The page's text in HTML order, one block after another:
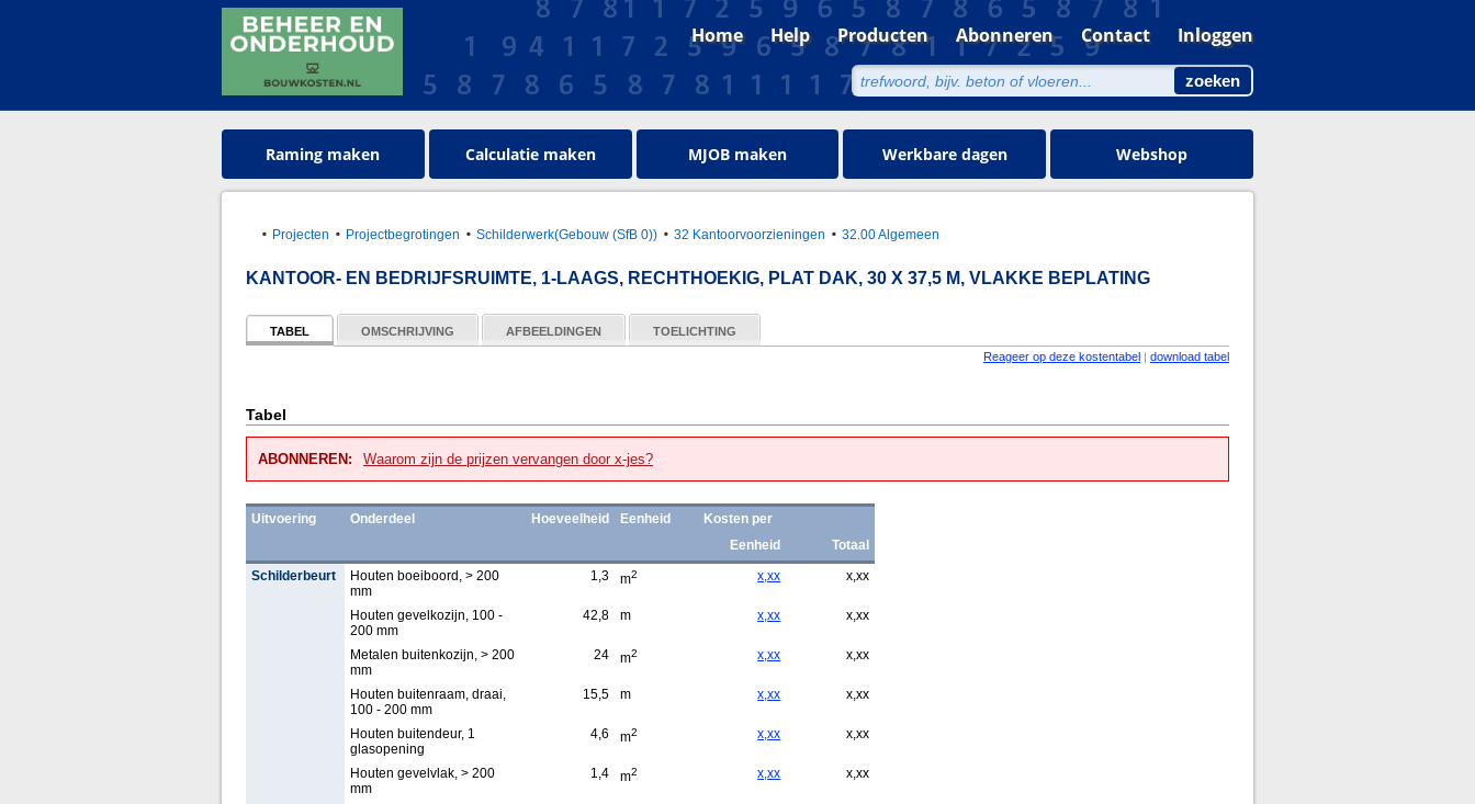
Home Help Producten Abonneren Contact Inloggen
Raming maken Calculatie maken MJOB maken Werkbare dagen Webshop
Projecten Projectbegrotingen Schilderwerk(Gebouw (SfB 0)) 32 Kantoorvoorzieningen 32.00 Algemeen
KANTOOR- EN BEDRIJFSRUIMTE, 1-LAAGS, RECHTHOEKIG, PLAT DAK, 30 X 37,5 M, VLAKKE BEPLATING
TABEL OMSCHRIJVING AFBEELDINGEN
TOELICHTING
Reageer op deze kostentabel | download tabel
Tabel
ABONNEREN: Waarom zijn de prijzen vervangen door x-jes?
Uitvoering Onderdeel Hoeveelheid Eenheid
Kosten per
Eenheid
Totaal
Schilderbeurt
Houten boeiboord, > 200
mm
1,3 m2 x,xx x,xx
Houten gevelkozijn, 100 -
200 mm
42,8 m x,xx x,xx
Metalen buitenkozijn, > 200
mm
24 m2 x,xx x,xx
Houten buitenraam, draai,
100 - 200 mm
15,5 m x,xx x,xx
Houten buitendeur, 1
glasopening
4,6 m2 x,xx x,xx
Houten gevelvlak, > 200
mm
1,4 m2 x,xx x,xx